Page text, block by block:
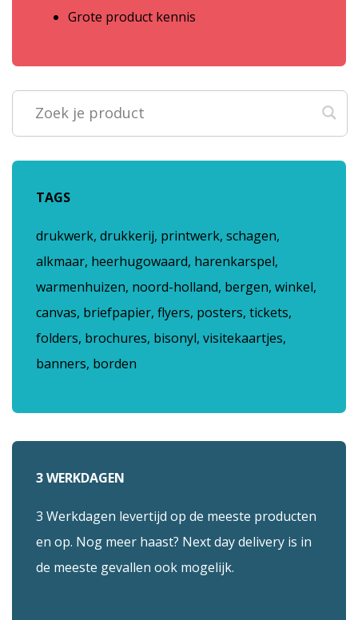
Grote product kennis
TAGS
drukwerk, drukkerij, printwerk, schagen,
alkmaar, heerhugowaard, harenkarspel,
warmenhuizen, noord-holland, bergen, winkel,
canvas, briefpapier, flyers, posters, tickets,
folders, brochures, bisonyl, visitekaartjes,
banners, borden
3 WERKDAGEN
3 Werkdagen levertijd op de meeste producten
en op. Nog meer haast? Next day delivery is in
de meeste gevallen ook mogelijk.